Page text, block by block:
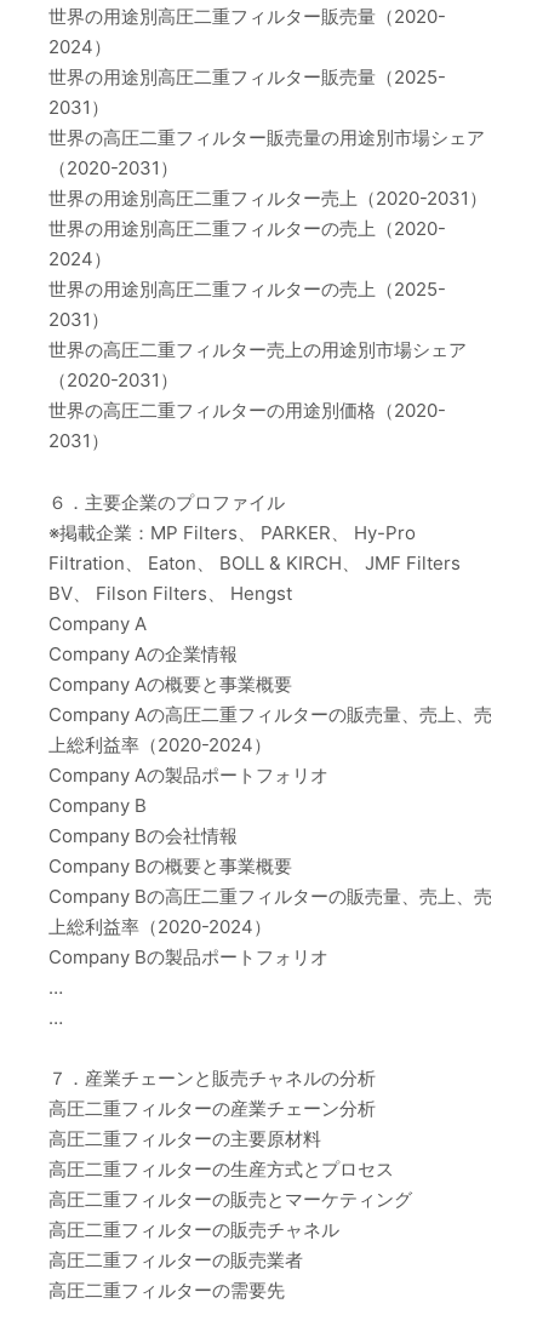
世界の用途別高圧二重フィルター販売量（2020-
2024）
世界の用途別高圧二重フィルター販売量（2025-
2031）
世界の高圧二重フィルター販売量の用途別市場シェア
（2020-2031）
世界の用途別高圧二重フィルター売上（2020-2031）
世界の用途別高圧二重フィルターの売上（2020-
2024）
世界の用途別高圧二重フィルターの売上（2025-
2031）
世界の高圧二重フィルター売上の用途別市場シェア
（2020-2031）
世界の高圧二重フィルターの用途別価格（2020-
2031）
６．主要企業のプロファイル
※掲載企業：MP Filters、 PARKER、 Hy-Pro
Filtration、 Eaton、 BOLL & KIRCH、 JMF Filters
BV、 Filson Filters、 Hengst
Company A
Company Aの企業情報
Company Aの概要と事業概要
Company Aの高圧二重フィルターの販売量、売上、売
上総利益率（2020-2024）
Company Aの製品ポートフォリオ
Company B
Company Bの会社情報
Company Bの概要と事業概要
Company Bの高圧二重フィルターの販売量、売上、売
上総利益率（2020-2024）
Company Bの製品ポートフォリオ
…
…
７．産業チェーンと販売チャネルの分析
高圧二重フィルターの産業チェーン分析
高圧二重フィルターの主要原材料
高圧二重フィルターの生産方式とプロセス
高圧二重フィルターの販売とマーケティング
高圧二重フィルターの販売チャネル
高圧二重フィルターの販売業者
高圧二重フィルターの需要先